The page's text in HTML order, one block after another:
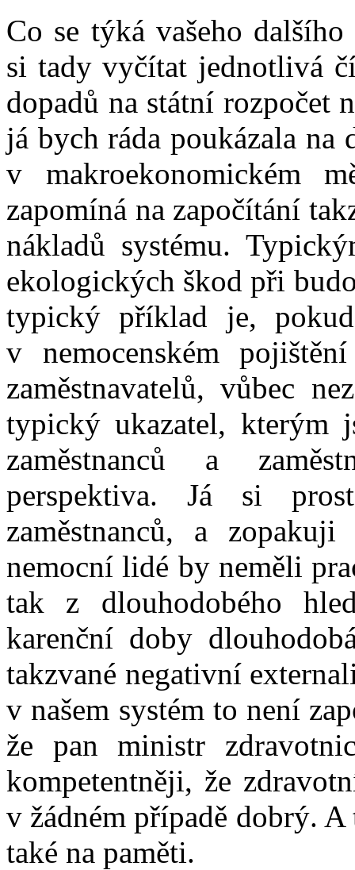
Co se týká vašeho
si tady vyčítat jednotlivá
dopadů na státní rozpočet
já bych ráda poukázala na
v makroekonomickém
zapomíná na započítání
nákladů systému.
ekologických škod při
typický příklad je,
v nemocenském
zaměstnavatelů, vůbec
typický ukazatel, kterým
zaměstnanců a
perspektiva. Já si
zaměstnanců, a
nemocní lidé by neměli
tak z dlouhodobého
karenční doby
takzvané negativní
v našem systém to není
že pan ministr
kompetentněji, že
v žádném případě dobrý.
také na paměti.